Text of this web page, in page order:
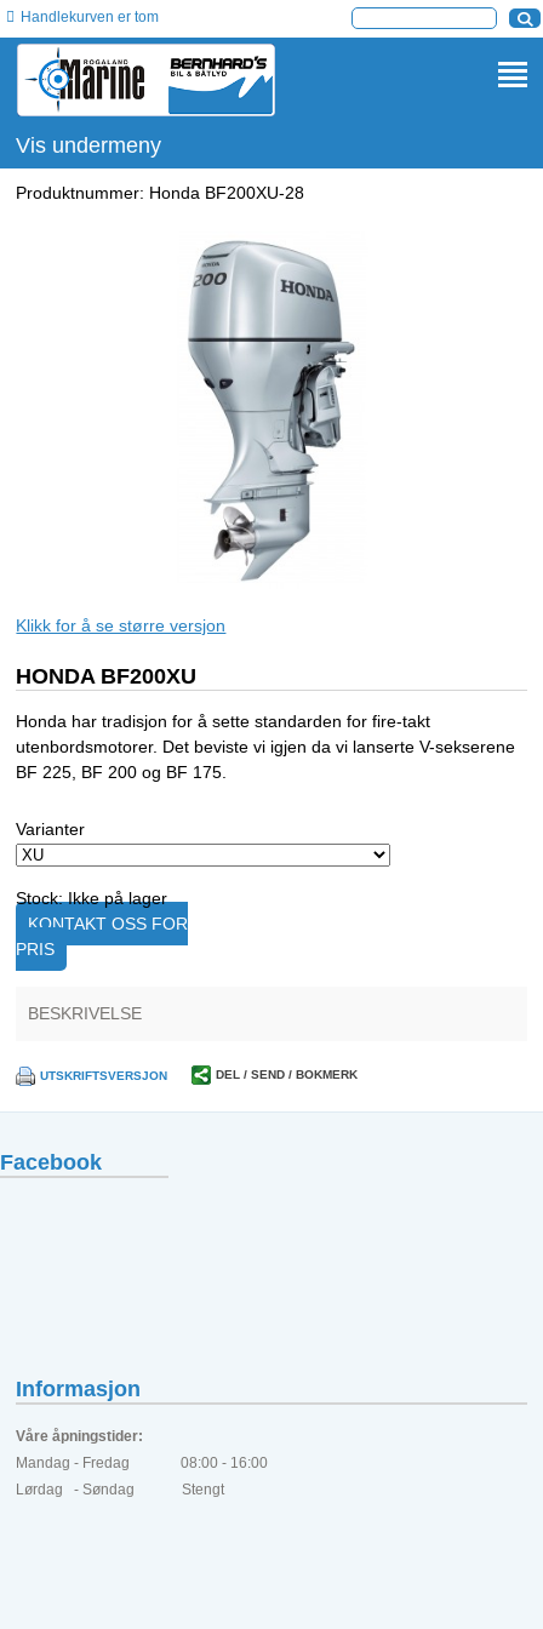
Handlekurven er tom
Vis undermeny
Produktnummer: Honda BF200XU-28
Klikk for å se større versjon
HONDA BF200XU
Honda har tradisjon for å sette standarden for fire-takt
utenbordsmotorer. Det beviste vi igjen da vi lanserte V-sekserene
BF 225, BF 200 og BF 175.
Varianter
Stock: Ikke på lager
KONTAKT OSS FOR
PRIS
BESKRIVELSE
UTSKRIFTSVERSJON DEL / SEND / BOKMERK
Facebook
Informasjon
Våre åpningstider:
Mandag - Fredag 08:00 - 16:00
Lørdag - Søndag Stengt